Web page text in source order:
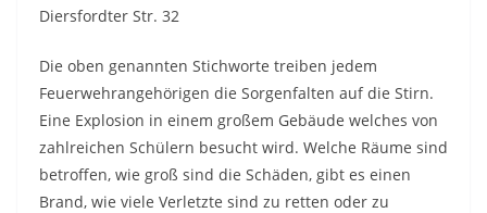
Diersfordter Str. 32
Die oben genannten Stichworte treiben jedem
Feuerwehrangehörigen die Sorgenfalten auf die Stirn.
Eine Explosion in einem großem Gebäude welches von
zahlreichen Schülern besucht wird. Welche Räume sind
betroffen, wie groß sind die Schäden, gibt es einen
Brand, wie viele Verletzte sind zu retten oder zu